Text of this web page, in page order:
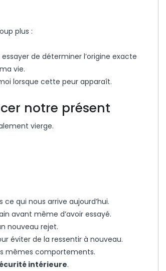
plus :
de déterminer l’origine exacte
vie.
lorsque cette peur apparaît.
notre présent
vierge.
qui nous arrive aujourd’hui.
avant même d’avoir essayé.
nouveau rejet.
éviter de la ressentir à nouveau.
mêmes comportements.
intérieure.